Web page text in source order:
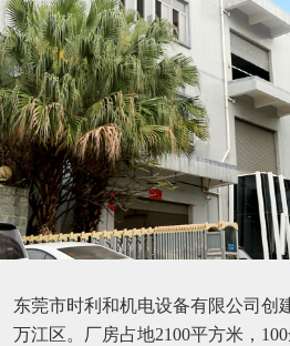
东莞市时利和机电设备有限公司创
万江区。厂房占地2100平方米，